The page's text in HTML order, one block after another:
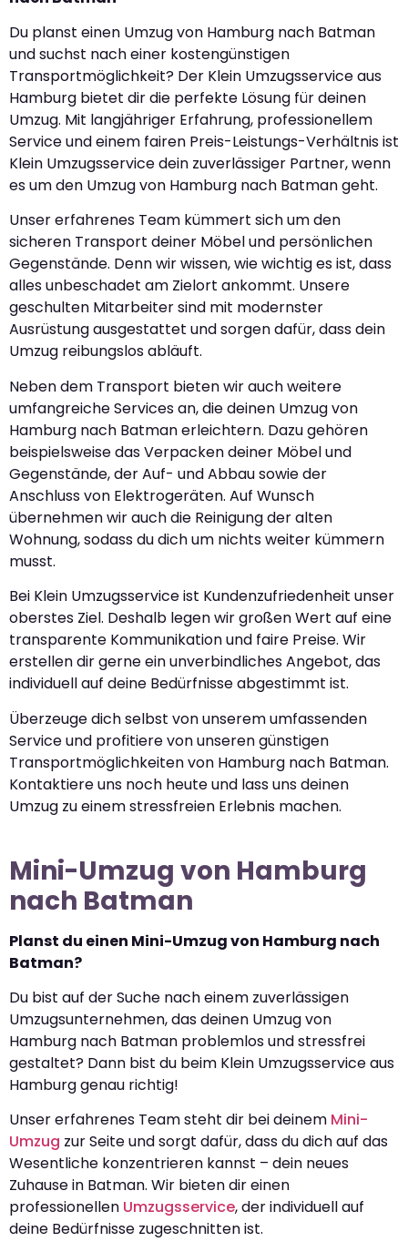
Du planst einen Umzug von Hamburg nach Batman
und suchst nach einer kostengünstigen
Transportmöglichkeit? Der Klein Umzugsservice aus
Hamburg bietet dir die perfekte Lösung für deinen
Umzug. Mit langjähriger Erfahrung, professionellem
Service und einem fairen Preis-Leistungs-Verhältnis ist
Klein Umzugsservice dein zuverlässiger Partner, wenn
es um den Umzug von Hamburg nach Batman geht.
Unser erfahrenes Team kümmert sich um den
sicheren Transport deiner Möbel und persönlichen
Gegenstände. Denn wir wissen, wie wichtig es ist, dass
alles unbeschadet am Zielort ankommt. Unsere
geschulten Mitarbeiter sind mit modernster
Ausrüstung ausgestattet und sorgen dafür, dass dein
Umzug reibungslos abläuft.
Neben dem Transport bieten wir auch weitere
umfangreiche Services an, die deinen Umzug von
Hamburg nach Batman erleichtern. Dazu gehören
beispielsweise das Verpacken deiner Möbel und
Gegenstände, der Auf- und Abbau sowie der
Anschluss von Elektrogeräten. Auf Wunsch
übernehmen wir auch die Reinigung der alten
Wohnung, sodass du dich um nichts weiter kümmern
musst.
Bei Klein Umzugsservice ist Kundenzufriedenheit unser
oberstes Ziel. Deshalb legen wir großen Wert auf eine
transparente Kommunikation und faire Preise. Wir
erstellen dir gerne ein unverbindliches Angebot, das
individuell auf deine Bedürfnisse abgestimmt ist.
Überzeuge dich selbst von unserem umfassenden
Service und profitiere von unseren günstigen
Transportmöglichkeiten von Hamburg nach Batman.
Kontaktiere uns noch heute und lass uns deinen
Umzug zu einem stressfreien Erlebnis machen.
Mini-Umzug von Hamburg
nach Batman
Planst du einen Mini-Umzug von Hamburg nach
Batman?
Du bist auf der Suche nach einem zuverlässigen
Umzugsunternehmen, das deinen Umzug von
Hamburg nach Batman problemlos und stressfrei
gestaltet? Dann bist du beim Klein Umzugsservice aus
Hamburg genau richtig!
Unser erfahrenes Team steht dir bei deinem Mini-
Umzug zur Seite und sorgt dafür, dass du dich auf das
Wesentliche konzentrieren kannst – dein neues
Zuhause in Batman. Wir bieten dir einen
professionellen Umzugsservice, der individuell auf
deine Bedürfnisse zugeschnitten ist.